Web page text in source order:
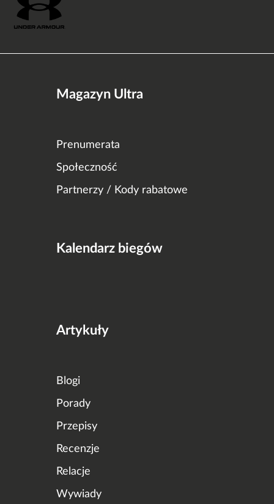
Magazyn Ultra
Prenumerata
Społeczność
Partnerzy / Kody rabatowe
Kalendarz biegów
Artykuły
Blogi
Porady
Przepisy
Recenzje
Relacje
Wywiady